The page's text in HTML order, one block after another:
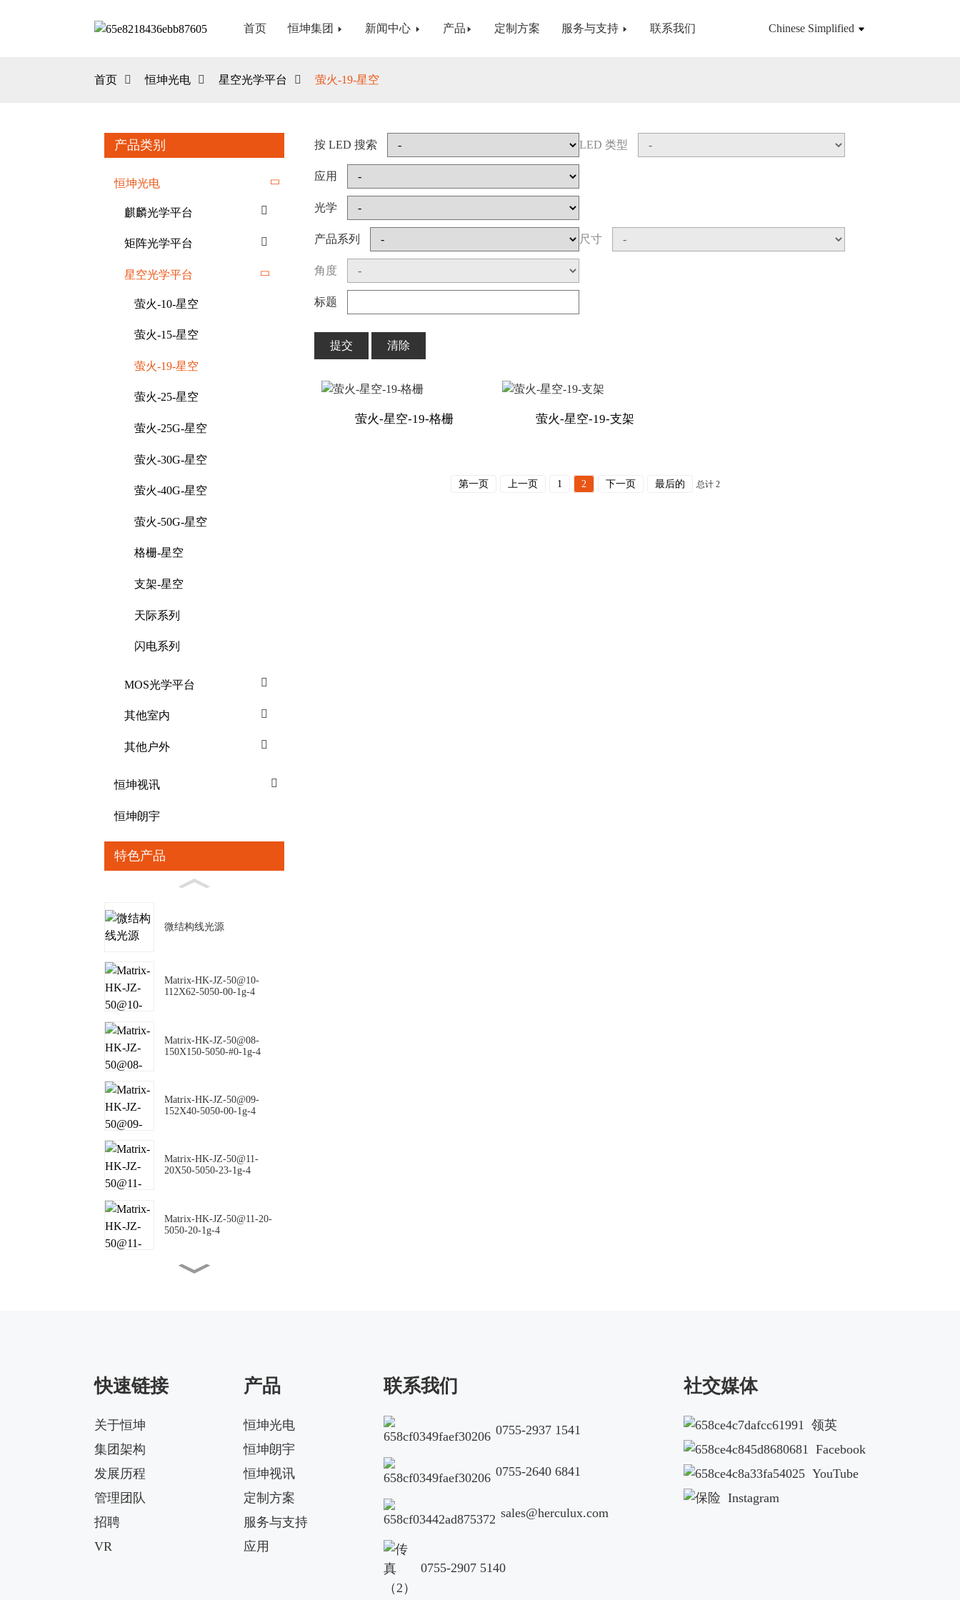
首页 恒坤集团 新闻中心 产品 定制方案 服务与支持 联系我们 Chinese Simplified
首页 恒坤光电 星空光学平台 萤火-19-星空
产品类别
恒坤光电
麒麟光学平台
矩阵光学平台
星空光学平台
萤火-10-星空
萤火-15-星空
萤火-19-星空
萤火-25-星空
萤火-25G-星空
萤火-30G-星空
萤火-40G-星空
萤火-50G-星空
格栅-星空
支架-星空
天际系列
闪电系列
MOS光学平台
其他室内
其他户外
恒坤视讯
恒坤朗宇
特色产品
微结构线光源
Matrix-HK-JZ-50@10-
112X62-5050-00-1g-4
Matrix-HK-JZ-50@08-
150X150-5050-#0-1g-4
Matrix-HK-JZ-50@09-
152X40-5050-00-1g-4
Matrix-HK-JZ-50@11-
20X50-5050-23-1g-4
Matrix-HK-JZ-50@11-20-
5050-20-1g-4
Matrix-HK-JZ-50@09-
Matrix-HK-JZ-50@12-
24X88-5050-#0-1g-4
按 LED 搜索 LED 类型
应用
光学
产品系列 尺寸
角度
标题
提交 清除
萤火-星空-19-格栅 萤火-星空-19-支架
第一页 上一页 1 2 下一页 最后的 总计 2
快速链接
关于恒坤
集团架构
发展历程
管理团队
招聘
VR
产品
恒坤光电
恒坤朗宇
恒坤视讯
定制方案
服务与支持
应用
联系我们
0755-2937 1541
0755-2640 6841
sales@herculux.com
0755-2907 5140
社交媒体
领英
Facebook
YouTube
Instagram